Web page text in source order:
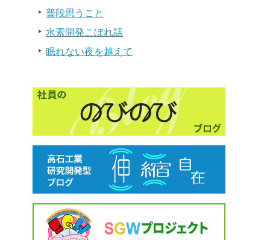
普段思うこと
水素開発こぼれ話
眠れない夜を越えて